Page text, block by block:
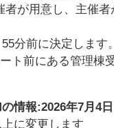
が用意し、主催者
分前に決定します。
ト前にある管理棟
情報:2026年7月4
に変更します